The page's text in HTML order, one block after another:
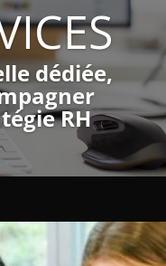
dédiée,
RH